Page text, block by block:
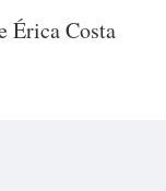
Érica Costa